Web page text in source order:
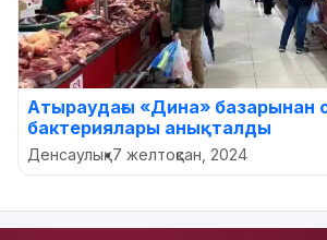
Атыраудағы «Дина» базарынан
бактериялары анықталды
Денсаулық•7 желтоқсан, 2024